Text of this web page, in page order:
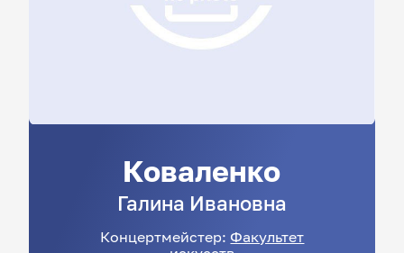
Коваленко
Галина Ивановна
Концертмейстер: Факультет